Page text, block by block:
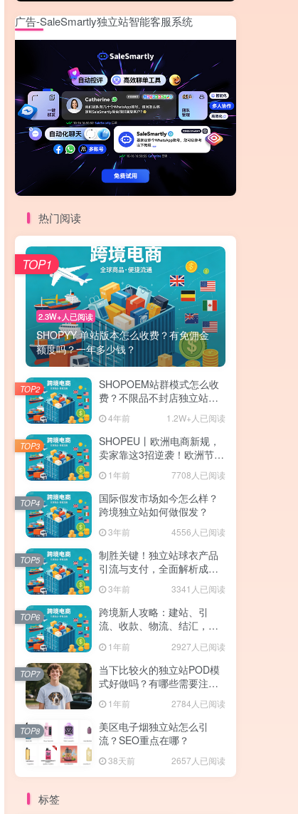
广告-SaleSmartly独立站智能客服系统
热门阅读
2.3W+人已阅读
SHOPYY 单站版本怎么收费？有免佣金
额度吗？一年多少钱？
TOP1
SHOPOEM站群模式怎么收
费？不限品不封店独立站站
群，送10个企业版网站！建
站全免费！开通找站长
4年前 1.2W+人已阅读
TOP2
SHOPEU丨欧洲电商新规，
卖家靠这3招逆袭！欧洲节点
SHOPEU-SAAS独立站上
线。1年前 7708人已阅读
TOP3
国际假发市场如今怎么样？
跨境独立站如何做假发？
3年前 4556人已阅读
TOP4
制胜关键！独立站球衣产品
引流与支付，全面解析成功
的注意事项与策略！
3年前 3341人已阅读
TOP5
跨境新人攻略：建站、引
流、收款、物流、结汇，手
1年前 2927人已阅读
TOP6
当下比较火的独立站POD模
式好做吗？有哪些需要注意
1年前 2784人已阅读
TOP7
美区电子烟独立站怎么引
流？SEO重点在哪？
38天前 2657人已阅读
TOP8
标签